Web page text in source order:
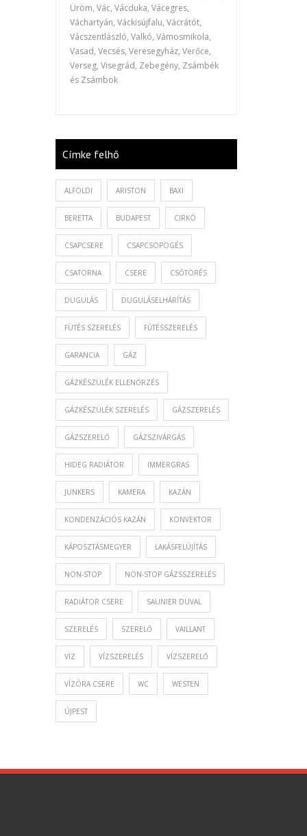
Üröm, Vác, Vácduka, Vácegres,
Váchartyán, Váckisújfalu, Vácrátót,
Vácszentlászló, Valkó, Vámosmikola,
Vasad, Vecsés, Veresegyház, Verőce,
Verseg, Visegrád, Zebegény, Zsámbék
és Zsámbok
Címke felhő
ALFÖLDI ARISTON BAXI
BERETTA BUDAPEST CIRKÓ
CSAPCSERE CSAPCSÖPÖGÉS
CSATORNA CSERE CSŐTÖRÉS
DUGULÁS DUGULÁSELHÁRÍTÁS
FÜTÉS SZERELÉS FŰTÉSSZERELÉS
GARANCIA GÁZ
GÁZKÉSZÜLÉK ELLENŐRZÉS
GÁZKÉSZÜLÉK SZERELÉS GÁZSZERELÉS
GÁZSZERELŐ GÁZSZIVÁRGÁS
HIDEG RADIÁTOR IMMERGRAS
JUNKERS KAMERA KAZÁN
KONDENZÁCIÓS KAZÁN KONVEKTOR
KÁPOSZTÁSMEGYER LAKÁSFELÚJÍTÁS
NON-STOP NON-STOP GÁZSSZERELÉS
RADIÁTOR CSERE SAUNIER DUVAL
SZERELÉS SZERELŐ VAILLANT
VIZ VÍZSZERELÉS VÍZSZERELŐ
VÍZÓRA CSERE WC WESTEN
ÚJPEST